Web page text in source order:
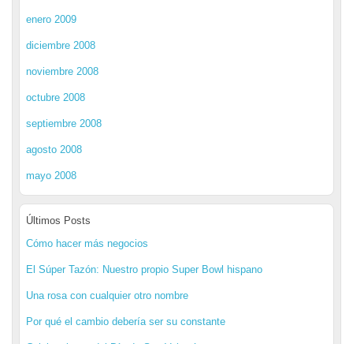
enero 2009
diciembre 2008
noviembre 2008
octubre 2008
septiembre 2008
agosto 2008
mayo 2008
Últimos Posts
Cómo hacer más negocios
El Súper Tazón: Nuestro propio Super Bowl hispano
Una rosa con cualquier otro nombre
Por qué el cambio debería ser su constante